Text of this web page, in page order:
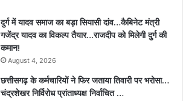
दुर्ग में यादव समाज का बड़ा सियासी दांव…कैबिनेट मंत्री
गजेंद्र यादव का विकल्प तैयार…राजदीप को मिलेगी दुर्ग की
कमान!
August 4, 2026
छत्तीसगढ़ के कर्मचारियों ने फिर जताया तिवारी पर भरोसा…
चंद्रशेखर निर्विरोध प्रांताध्यक्ष निर्वाचित …